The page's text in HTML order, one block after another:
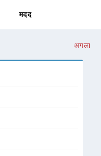
मदद
अगला